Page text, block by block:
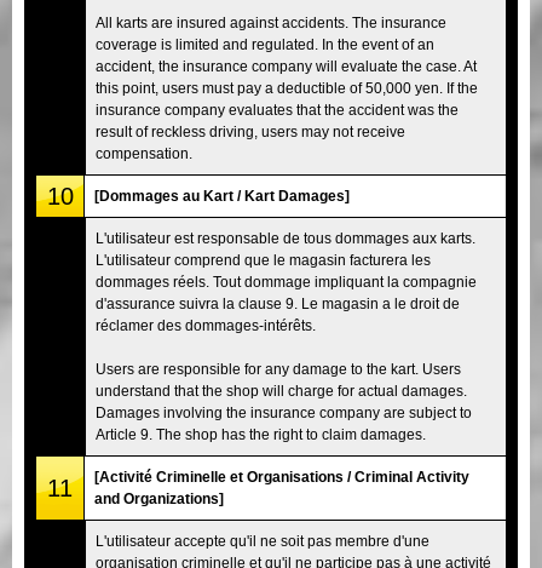
All karts are insured against accidents. The insurance
coverage is limited and regulated. In the event of an
accident, the insurance company will evaluate the case. At
this point, users must pay a deductible of 50,000 yen. If the
insurance company evaluates that the accident was the
result of reckless driving, users may not receive
compensation.
10 [Dommages au Kart / Kart Damages]
L'utilisateur est responsable de tous dommages aux karts.
L'utilisateur comprend que le magasin facturera les
dommages réels. Tout dommage impliquant la compagnie
d'assurance suivra la clause 9. Le magasin a le droit de
réclamer des dommages-intérêts.
Users are responsible for any damage to the kart. Users
understand that the shop will charge for actual damages.
Damages involving the insurance company are subject to
Article 9. The shop has the right to claim damages.
11
[Activité Criminelle et Organisations / Criminal Activity
and Organizations]
L'utilisateur accepte qu'il ne soit pas membre d'une
organisation criminelle et qu'il ne participe pas à une activité